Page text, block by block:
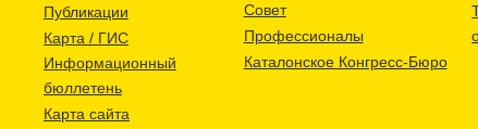
Публикации
Карта / ГИС
Информационный
бюллетень
Карта сайта
Совет
Профессионалы
Каталонское Конгресс-Бюро